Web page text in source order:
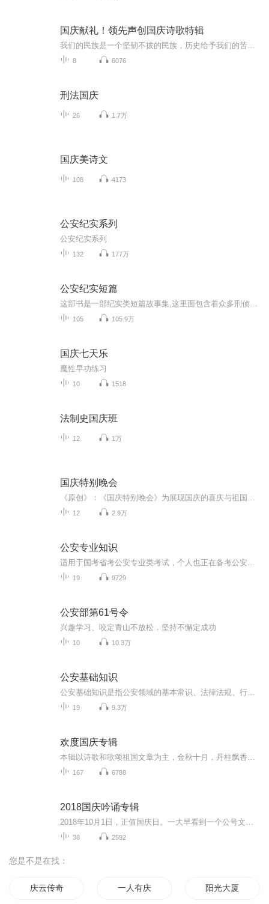
国庆献礼！领先声创国庆诗歌特辑
8 6076
刑法国庆
26 1.7万
国庆美诗文
108 4173
公安纪实系列
公安纪实系列
132 177万
公安纪实短篇
105 105.9万
国庆七天乐
魔性早功练习
10 1518
法制史国庆班
12 1万
国庆特别晚会
12 2.9万
公安专业知识
19 9729
公安部第61号令
兴趣学习、咬定青山不放松，坚持不懈定成功
10 10.3万
公安基础知识
19 9.3万
欢度国庆专辑
167 6788
2018国庆吟诵专辑
38 2592
您是不是在找：
庆云传奇 一人有庆 阳光大厦